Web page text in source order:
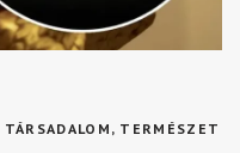
TÁRSADALOM , TERMÉSZET